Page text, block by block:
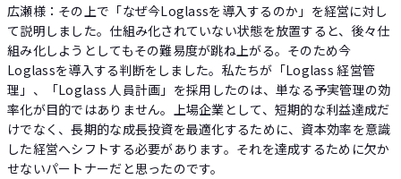
広瀬様：その上で「なぜ今Loglassを導入するのか」を経営に対し
て説明しました。仕組み化されていない状態を放置すると、後々仕
組み化しようとしてもその難易度が跳ね上がる。そのため今
Loglassを導入する判断をしました。私たちが「Loglass 経営管
理」、「Loglass 人員計画」を採用したのは、単なる予実管理の効
率化が目的ではありません。上場企業として、短期的な利益達成だ
けでなく、長期的な成長投資を最適化するために、資本効率を意識
した経営へシフトする必要があります。それを達成するために欠か
せないパートナーだと思ったのです。